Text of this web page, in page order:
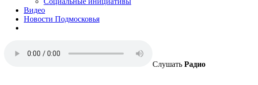
Видео
Новости Подмосковья
Слушать Радио